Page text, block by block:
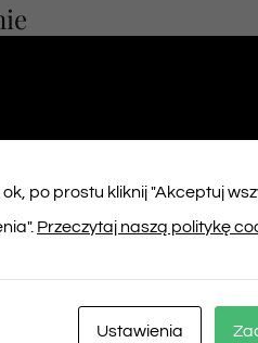
pierwszą opinię o „Bilet na
po prostu kliknij "Akceptuj
Przeczytaj naszą politykę
Ustawienia